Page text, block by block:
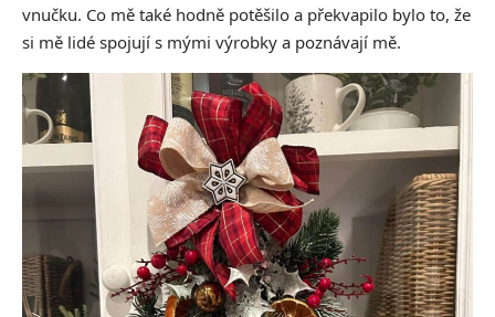
vnučku. Co mě také hodně potěšilo a překvapilo bylo to, že
si mě lidé spojují s mými výrobky a poznávají mě.